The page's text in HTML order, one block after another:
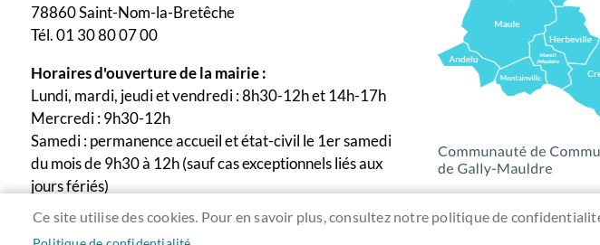
78860 Saint-Nom-la-Bretêche
Tél. 01 30 80 07 00
Horaires d'ouverture de la mairie :
Lundi, mardi, jeudi et vendredi : 8h30-12h et 14h-17h
Mercredi : 9h30-12h
Samedi : permanence accueil et état-civil le 1er samedi
du mois de 9h30 à 12h (sauf cas exceptionnels liés aux
jours fériés)
Ce site utilise des cookies. Pour en savoir plus, consultez notre politique de